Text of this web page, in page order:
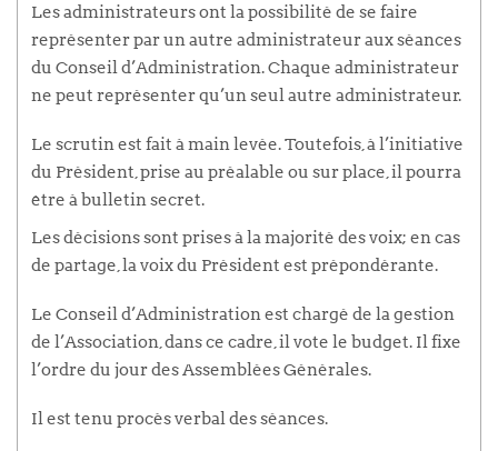
Les administrateurs ont la possibilité de se faire
représenter par un autre administrateur aux séances
du Conseil d’Administration. Chaque administrateur
ne peut représenter qu’un seul autre administrateur.
Le scrutin est fait à main levée. Toutefois, à l’initiative
du Président, prise au préalable ou sur place, il pourra
être à bulletin secret.
Les décisions sont prises à la majorité des voix; en cas
de partage, la voix du Président est prépondérante.
Le Conseil d’Administration est chargé de la gestion
de l’Association, dans ce cadre, il vote le budget. Il fixe
l’ordre du jour des Assemblées Générales.
Il est tenu procès verbal des séances.